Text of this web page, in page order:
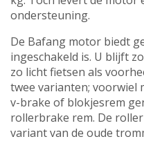
ondersteuning.
De Bafang motor biedt
ingeschakeld is. U blijft
zo licht fietsen als
twee varianten; voorwiel
v-brake of blokjesrem
rollerbrake rem. De
variant van de oude